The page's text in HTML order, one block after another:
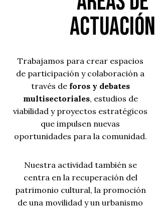
actuación
Trabajamos para crear espacios
de participación y colaboración a
través de foros y debates
multisectoriales, estudios de
viabilidad y proyectos estratégicos
que impulsen nuevas
oportunidades para la comunidad.
Nuestra actividad también se
centra en la recuperación del
patrimonio cultural, la promoción
de una movilidad y un urbanismo